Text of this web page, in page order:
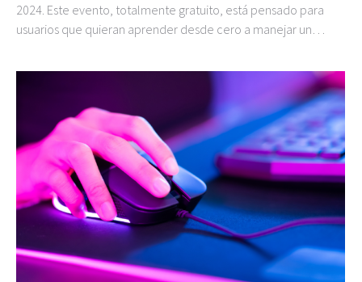
2024. Este evento, totalmente gratuito, está pensado para
usuarios que quieran aprender desde cero a manejar un…